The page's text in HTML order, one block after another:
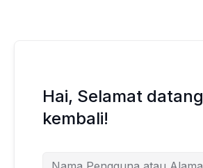
Hai, Selamat datang
kembali!